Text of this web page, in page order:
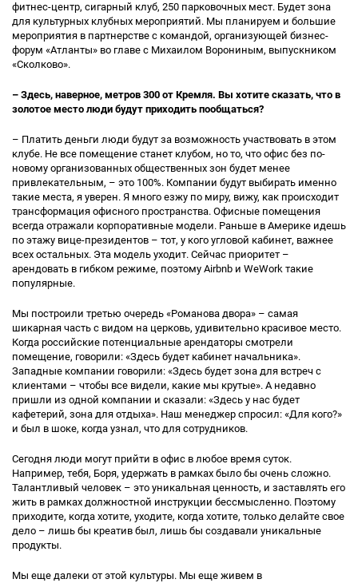
фитнес-центр, сигарный клуб, 250 парковочных мест. Будет зона
для культурных клубных мероприятий. Мы планируем и большие
мероприятия в партнерстве с командой, организующей бизнес-
форум «Атланты» во главе с Михаилом Ворониным, выпускником
«Сколково».
– Здесь, наверное, метров 300 от Кремля. Вы хотите сказать, что в
золотое место люди будут приходить пообщаться?
– Платить деньги люди будут за возможность участвовать в этом
клубе. Не все помещение станет клубом, но то, что офис без по-
новому организованных общественных зон будет менее
привлекательным, – это 100%. Компании будут выбирать именно
такие места, я уверен. Я много езжу по миру, вижу, как происходит
трансформация офисного пространства. Офисные помещения
всегда отражали корпоративные модели. Раньше в Америке идешь
по этажу вице-президентов – тот, у кого угловой кабинет, важнее
всех остальных. Эта модель уходит. Сейчас приоритет –
арендовать в гибком режиме, поэтому Airbnb и WeWork такие
популярные.
Мы построили третью очередь «Романова двора» – самая
шикарная часть с видом на церковь, удивительно красивое место.
Когда российские потенциальные арендаторы смотрели
помещение, говорили: «Здесь будет кабинет начальника».
Западные компании говорили: «Здесь будет зона для встреч с
клиентами – чтобы все видели, какие мы крутые». А недавно
пришли из одной компании и сказали: «Здесь у нас будет
кафетерий, зона для отдыха». Наш менеджер спросил: «Для кого?»
и был в шоке, когда узнал, что для сотрудников.
Сегодня люди могут прийти в офис в любое время суток.
Например, тебя, Боря, удержать в рамках было бы очень сложно.
Талантливый человек – это уникальная ценность, и заставлять его
жить в рамках должностной инструкции бессмысленно. Поэтому
приходите, когда хотите, уходите, когда хотите, только делайте свое
дело – лишь бы креатив был, лишь бы создавали уникальные
продукты.
Мы еще далеки от этой культуры. Мы еще живем в